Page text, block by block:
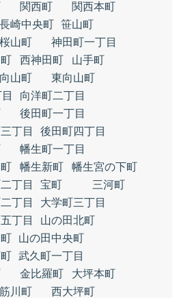
関西町
関西本町
長崎中央町 笹山町
桜山町
神田町一丁目
西神田町
山手町
向山町
東向山町
向洋町二丁目
後田町一丁目
丁目
後田町四丁目
幡生町一丁目
幡生新町
幡生宮の下町
丁目 宝町
三河町
丁目
大学町三丁目
丁目
山の田北町
山の田中央町
武久町一丁目
金比羅町
大坪本町
筋川町
西大坪町